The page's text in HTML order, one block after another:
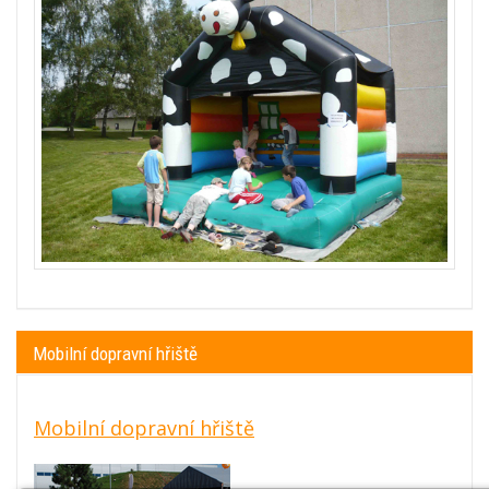
Mobilní dopravní hřiště
Mobilní dopravní hřiště